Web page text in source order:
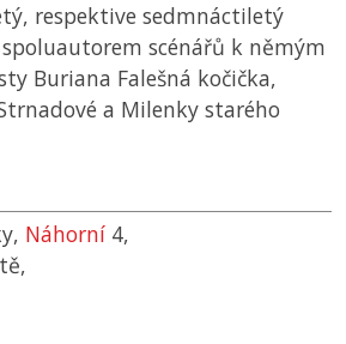
respektive sedmnáctiletý
scénářů k němým
Buriana Falešná kočička,
a Milenky starého
Náhorní 4,